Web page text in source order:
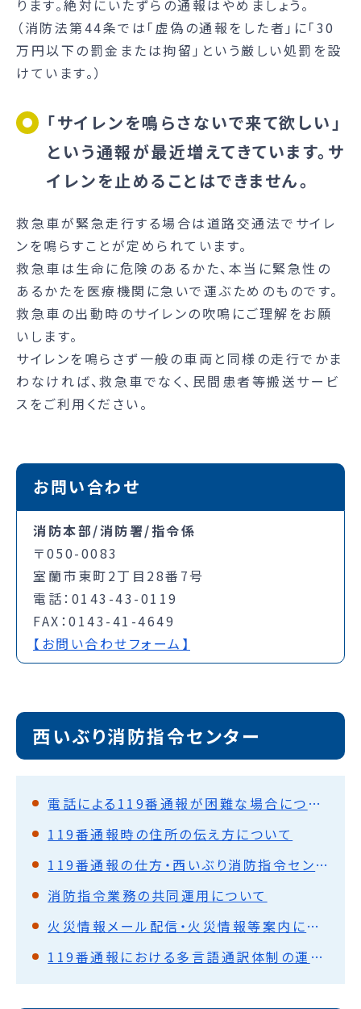
ります。絶対にいたずらの通報はやめましょう。
（消防法第44条では「虚偽の通報をした者」に「30
万円以下の罰金または拘留」という厳しい処罰を設
けています。）
「サイレンを鳴らさないで来て欲しい」
という通報が最近増えてきています。サ
イレンを止めることはできません。
救急車が緊急走行する場合は道路交通法でサイレ
ンを鳴らすことが定められています。
救急車は生命に危険のあるかた、本当に緊急性の
あるかたを医療機関に急いで運ぶためのものです。
救急車の出動時のサイレンの吹鳴にご理解をお願
いします。
サイレンを鳴らさず一般の車両と同様の走行でかま
わなければ、救急車でなく、民間患者等搬送サービ
スをご利用ください。
お問い合わせ
消防本部/消防署/指令係
〒050-0083
室蘭市東町2丁目28番7号
電話：0143-43-0119
FAX：0143-41-4649
【お問い合わせフォーム】
西いぶり消防指令センター
電話による119番通報が困難な場合について
119番通報時の住所の伝え方について
119番通報の仕方・西いぶり消防指令センターからのお願い
消防指令業務の共同運用について
火災情報メール配信・火災情報等案内について
119番通報における多言語通訳体制の運用開始について